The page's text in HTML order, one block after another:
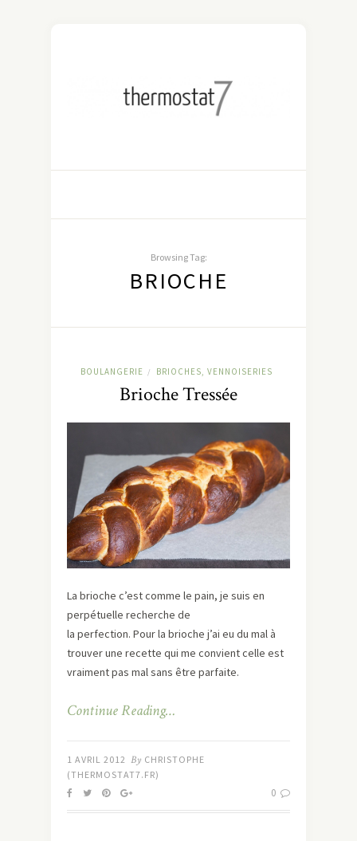
Browsing Tag:
BRIOCHE
BOULANGERIE / BRIOCHES, VENNOISERIES
Brioche Tressée
La brioche c’est comme le pain, je suis en
perpétuelle recherche de
la perfection. Pour la brioche j’ai eu du mal à
trouver une recette qui me convient celle est
vraiment pas mal sans être parfaite.
Continue Reading…
1 AVRIL 2012 By CHRISTOPHE
(THERMOSTAT7.FR)
0